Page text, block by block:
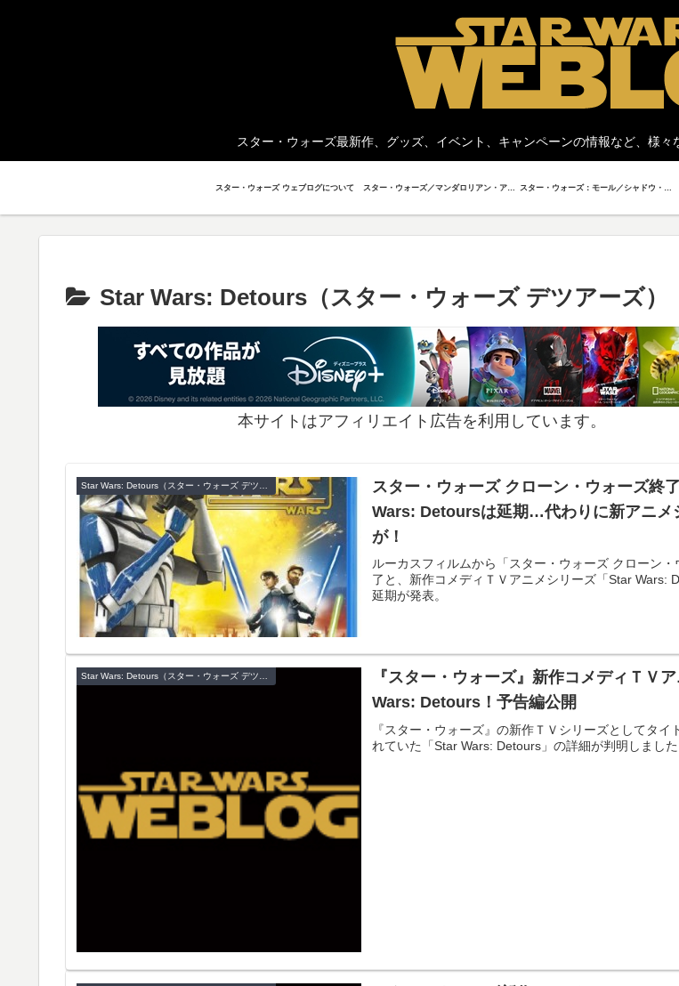
スター・ウォーズ最新作、グッズ、イベント、キャンペーンの情報など、様々
スター・ウォーズ ウェブログについて
Star Wars: Detours（スター・ウォーズ デツアーズ）
本サイトはアフィリエイト広告を利用しています。
スター・ウォーズ クローン・ウォーズ終
Wars: Detoursは延期…代わりに新アニメ
が！
ルーカスフィルムから「スター・ウォーズ クローン・
了と、新作コメディＴＶアニメシリーズ「Star Wars:
延期が発表。
Star Wars: Detours（スター・ウォーズ デツアーズ）
『スター・ウォーズ』新作コメディＴＶ
Wars: Detours！予告編公開
『スター・ウォーズ』の新作ＴＶシリーズとしてタイ
れていた「Star Wars: Detours」の詳細が判明しました